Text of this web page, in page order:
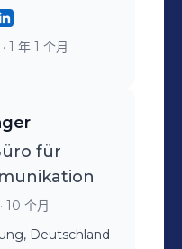
· 1 年 1 个月
für
· 10 个月
Deutschland